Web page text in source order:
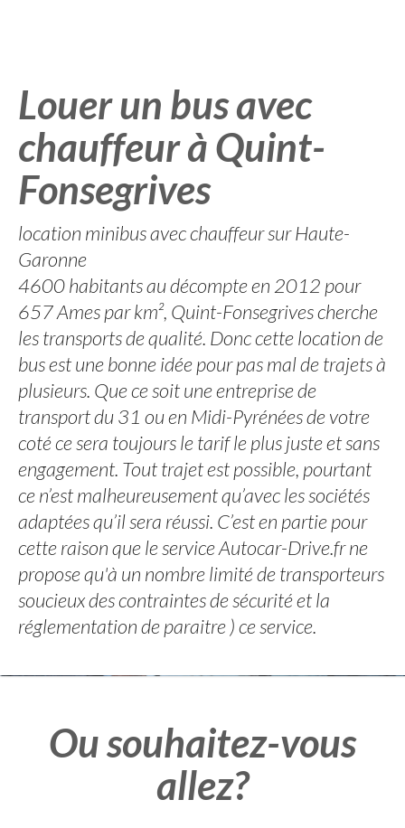
Louer un bus avec
chauffeur à Quint-
Fonsegrives
location minibus avec chauffeur sur Haute-
Garonne
4600 habitants au décompte en 2012 pour
657 Ames par km², Quint-Fonsegrives cherche
les transports de qualité. Donc cette location de
bus est une bonne idée pour pas mal de trajets à
plusieurs. Que ce soit une entreprise de
transport du 31 ou en Midi-Pyrénées de votre
coté ce sera toujours le tarif le plus juste et sans
engagement. Tout trajet est possible, pourtant
ce n’est malheureusement qu’avec les sociétés
adaptées qu’il sera réussi. C’est en partie pour
cette raison que le service Autocar-Drive.fr ne
propose qu'à un nombre limité de transporteurs
soucieux des contraintes de sécurité et la
réglementation de paraitre ) ce service.
Ou souhaitez-vous
allez?